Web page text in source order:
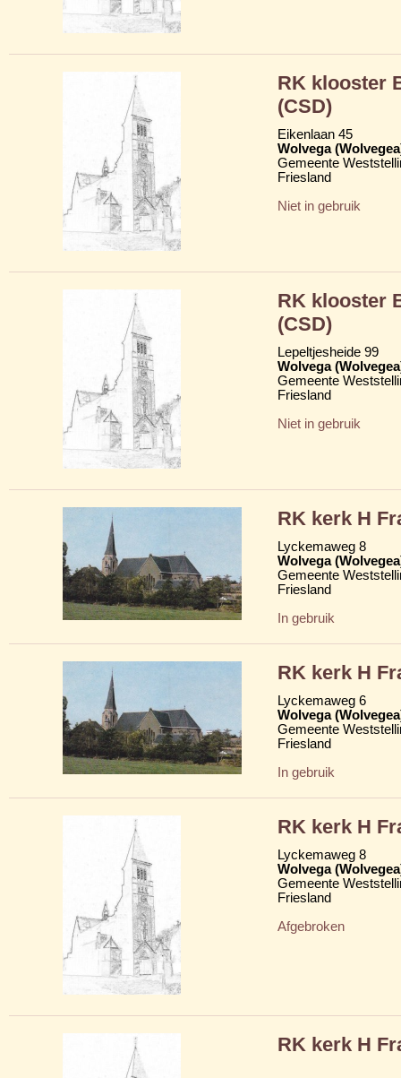
RK klooster
(CSD)
Eikenlaan 45
Wolvega
Gemeente
Friesland
Niet in gebruik
RK klooster
(CSD)
Lepeltjesheide 99
Wolvega
Gemeente
Friesland
Niet in gebruik
RK kerk H
Lyckemaweg 8
Wolvega
Gemeente
Friesland
In gebruik
RK kerk H
Lyckemaweg 6
Wolvega
Gemeente
Friesland
In gebruik
RK kerk H
Lyckemaweg 8
Wolvega
Gemeente
Friesland
Afgebroken
RK kerk H